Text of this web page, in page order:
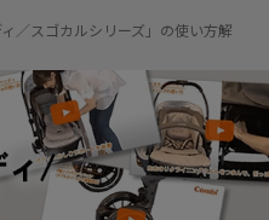
／スゴカルシリーズ」の使い方解